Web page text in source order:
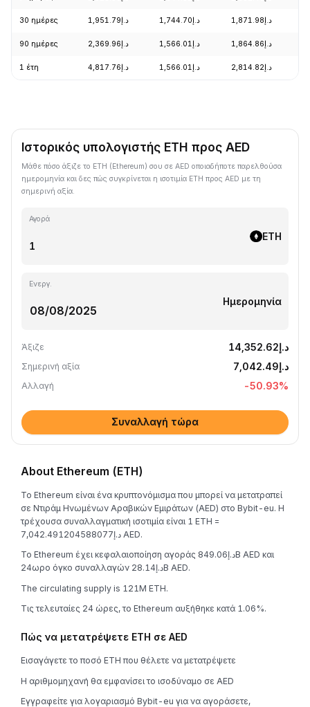
30 ημέρες د.إ1,951.79 د.إ1,744.70 د.إ1,871.98
90 ημέρες د.إ2,369.96 د.إ1,566.01 د.إ1,864.86
1 έτη د.إ4,817.76 د.إ1,566.01 د.إ2,814.82
Ιστορικός υπολογιστής ETH προς AED
Μάθε πόσο άξιζε το ETH (Ethereum) σου σε AED οποιαδήποτε παρελθούσα
ημερομηνία και δες πώς συγκρίνεται η ισοτιμία ETH προς AED με τη
σημερινή αξία.
Αγορά
ETH
Ενεργ.
Ημερομηνία
Άξιζε د.إ14,352.62
Σημερινή αξία د.إ7,042.49
Αλλαγή -50.93%
Συναλλαγή τώρα
About Ethereum (ETH)
Το Ethereum είναι ένα κρυπτονόμισμα που μπορεί να μετατραπεί
σε Ντιράμ Ηνωμένων Αραβικών Εμιράτων (AED) στο Bybit-eu. Η
τρέχουσα συναλλαγματική ισοτιμία είναι 1 ETH =
د.إ7,042.491204588077 AED.
Το Ethereum έχει κεφαλαιοποίηση αγοράς د.إ849.06B AED και
24ωρο όγκο συναλλαγών د.إ28.14B AED.
The circulating supply is 121M ETH.
Τις τελευταίες 24 ώρες, το Ethereum αυξήθηκε κατά 1.06%.
Πώς να μετατρέψετε ETH σε AED
Εισαγάγετε το ποσό ETH που θέλετε να μετατρέψετε
Η αριθμομηχανή θα εμφανίσει το ισοδύναμο σε AED
Εγγραφείτε για λογαριασμό Bybit-eu για να αγοράσετε,